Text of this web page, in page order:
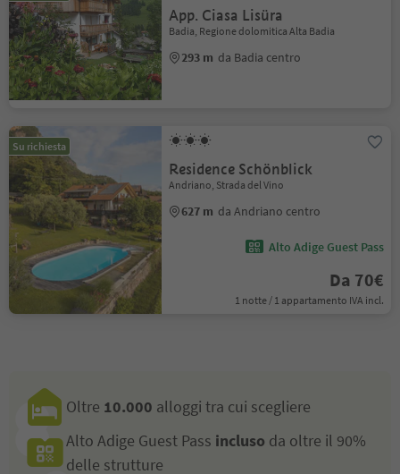
App. Ciasa Lisüra
Badia, Regione dolomitica Alta Badia
293 m da Badia centro
Su richiesta
Residence Schönblick
Andriano, Strada del Vino
627 m da Andriano centro
Alto Adige Guest Pass
Da 70€
1 notte / 1 appartamento IVA incl.
Oltre 10.000 alloggi tra cui scegliere
Alto Adige Guest Pass incluso da oltre il 90%
delle strutture